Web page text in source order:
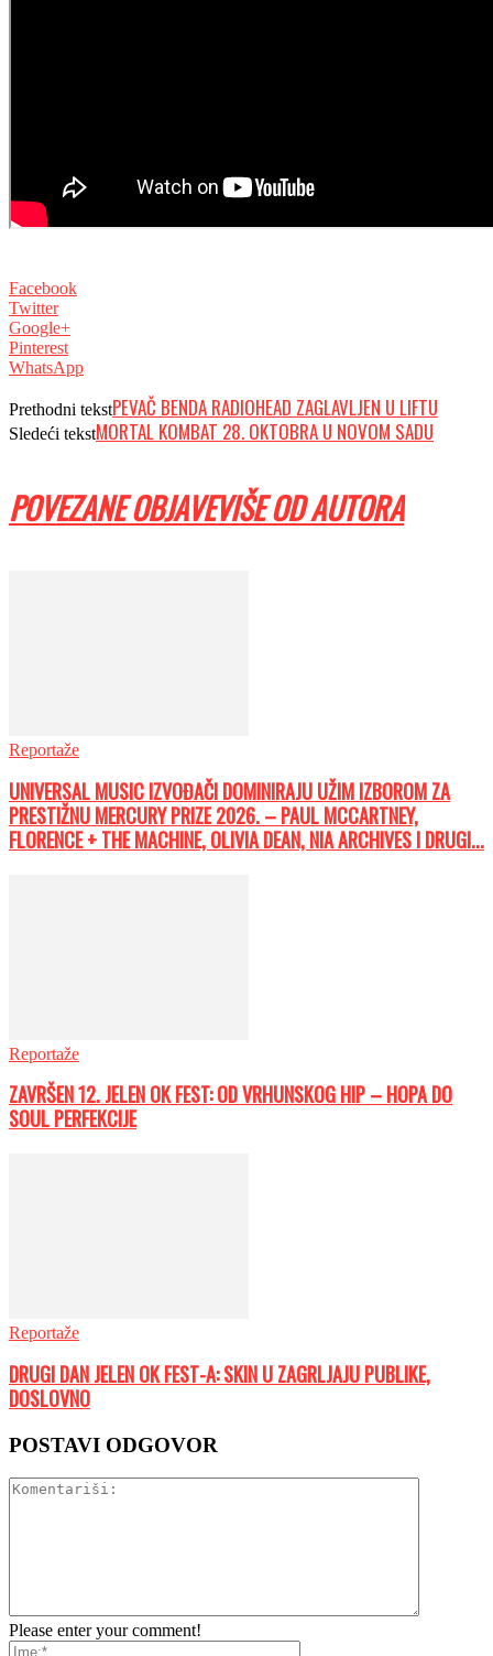
Facebook
Twitter
Google+
Pinterest
WhatsApp
Prethodni tekstPEVAČ BENDA RADIOHEAD ZAGLAVLJEN U LIFTU
Sledeći tekstMORTAL KOMBAT 28. OKTOBRA U NOVOM SADU
POVEZANE OBJAVEVIŠE OD AUTORA
Reportaže
UNIVERSAL MUSIC IZVOĐAČI DOMINIRAJU UŽIM IZBOROM ZA
PRESTIŽNU MERCURY PRIZE 2026. – PAUL MCCARTNEY,
FLORENCE + THE MACHINE, OLIVIA DEAN, NIA ARCHIVES I DRUGI...
Reportaže
ZAVRŠEN 12. JELEN OK FEST: OD VRHUNSKOG HIP – HOPA DO
SOUL PERFEKCIJE
Reportaže
DRUGI DAN JELEN OK FEST-A: SKIN U ZAGRLJAJU PUBLIKE,
DOSLOVNO
POSTAVI ODGOVOR
Please enter your comment!